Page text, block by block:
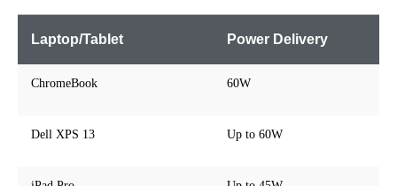
Laptop/Tablet Power Delivery
ChromeBook 60W
Dell XPS 13 Up to 60W